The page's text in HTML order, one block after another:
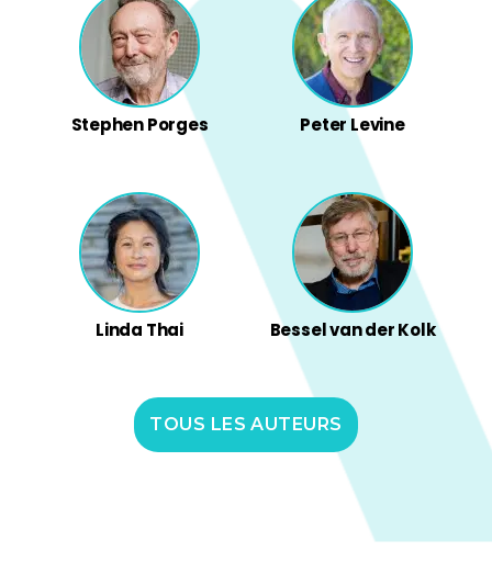
Stephen Porges Peter Levine
Linda Thai Bessel van der Kolk
TOUS LES AUTEURS